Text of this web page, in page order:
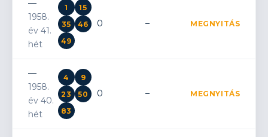
—
1958.
év 41.
hét
1
15
35
46
49
0 – MEGNYITÁS
—
1958.
év 40.
hét
4
9
23
50
83
0 – MEGNYITÁS